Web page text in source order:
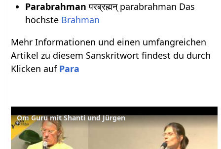
Parabrahman परब्रह्मन् parabrahman Das
höchste Brahman
Mehr Informationen und einen umfangreichen
Artikel zu diesem Sanskritwort findest du durch
Klicken auf Para
Om Guru mit Shanti und Jürgen